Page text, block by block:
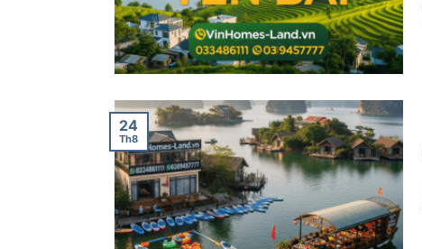
24
Th8